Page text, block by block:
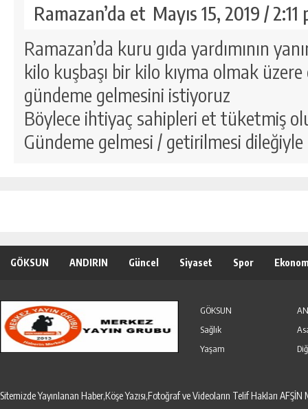
Ramazan’da et Mayıs 15, 2019 / 2:11
Ramazan’da kuru gıda yardımının
kilo kuşbaşı bir kilo kıyma olmak
gündeme gelmesini istiyoruz
Böylece ihtiyaç sahipleri et tüketmiş
Gündeme gelmesi / getirilmesi dileğiyle
GÖKSUN ANDIRIN Güncel Siyaset Spor
GÖKSUN
Sağlık
Yaşam
Sitemizde Yayınlanan Haber,Köşe Yazısı,Fotoğraf ve Videoların Telif Hakları